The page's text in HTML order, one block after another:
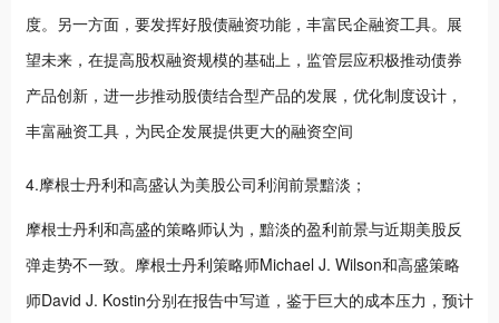
度。另一方面，要发挥好股债融资功能，丰富民企融资工具。展
望未来，在提高股权融资规模的基础上，监管层应积极推动债券
产品创新，进一步推动股债结合型产品的发展，优化制度设计，
丰富融资工具，为民企发展提供更大的融资空间
4.摩根士丹利和高盛认为美股公司利润前景黯淡；
摩根士丹利和高盛的策略师认为，黯淡的盈利前景与近期美股反
弹走势不一致。摩根士丹利策略师Michael J. Wilson和高盛策略
师David J. Kostin分别在报告中写道，鉴于巨大的成本压力，预计